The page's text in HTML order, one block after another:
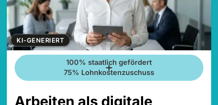
KI-GENERIERT
100% staatlich gefördert
75% Lohnkostenzuschuss
Arbeiten als digitale